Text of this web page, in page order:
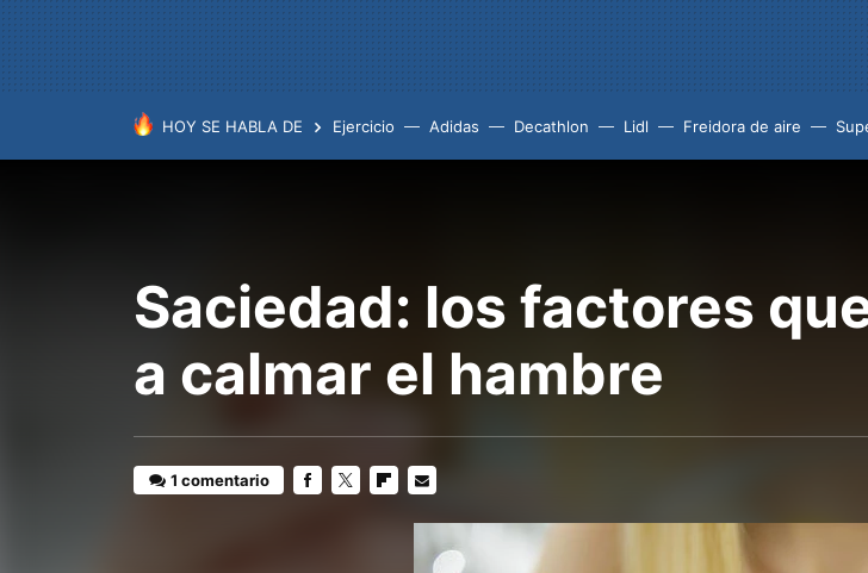
HOY SE HABLA DE Ejercicio Adidas Decathlon Lidl Freidora de aire
Saciedad: los factores
a calmar el hambre
1 comentario